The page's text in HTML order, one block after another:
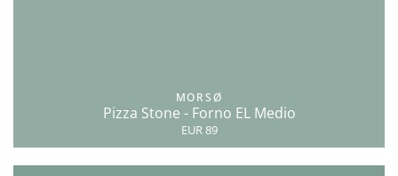
MORSØ
Pizza Stone - Forno EL Medio
EUR 89